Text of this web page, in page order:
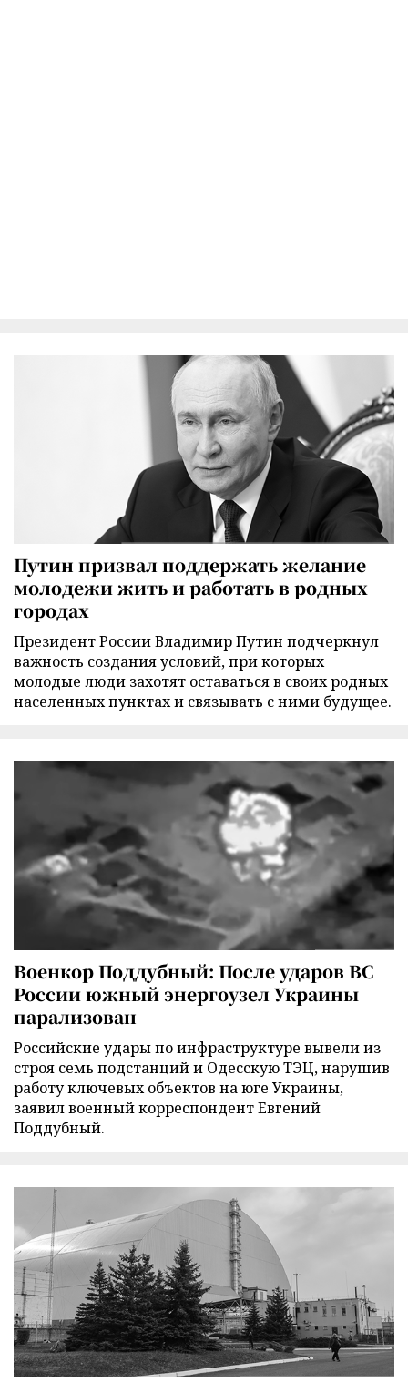
Путин призвал поддержать желание
молодежи жить и работать в родных
городах
Президент России Владимир Путин подчеркнул
важность создания условий, при которых
молодые люди захотят оставаться в своих родных
населенных пунктах и связывать с ними будущее.
Военкор Поддубный: После ударов ВС
России южный энергоузел Украины
парализован
Российские удары по инфраструктуре вывели из
строя семь подстанций и Одесскую ТЭЦ, нарушив
работу ключевых объектов на юге Украины,
заявил военный корреспондент Евгений
Поддубный.